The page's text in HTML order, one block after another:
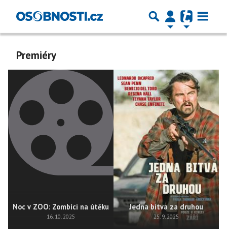
Premiéry
Noc v ZOO: Zombíci na útěku
16. 10. 2025
Jedna bitva za druhou
25. 9. 2025